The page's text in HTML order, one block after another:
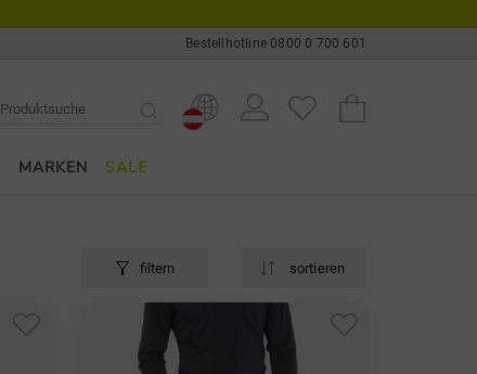
Bestellhotline 0800 0 700 601
MARKEN SALE
filtern sortieren